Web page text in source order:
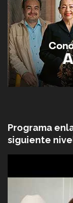
Programa
siguiente